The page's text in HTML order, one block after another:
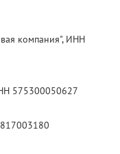
компания", ИНН
575300050627